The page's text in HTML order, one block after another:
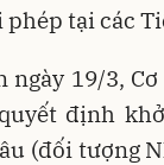
phép tại các
ngày 19/3,
định
(đối tượng